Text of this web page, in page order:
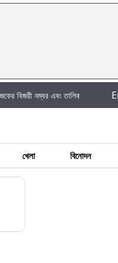
এবং তালিকা জানুন| WB
খেলা বিনোদন